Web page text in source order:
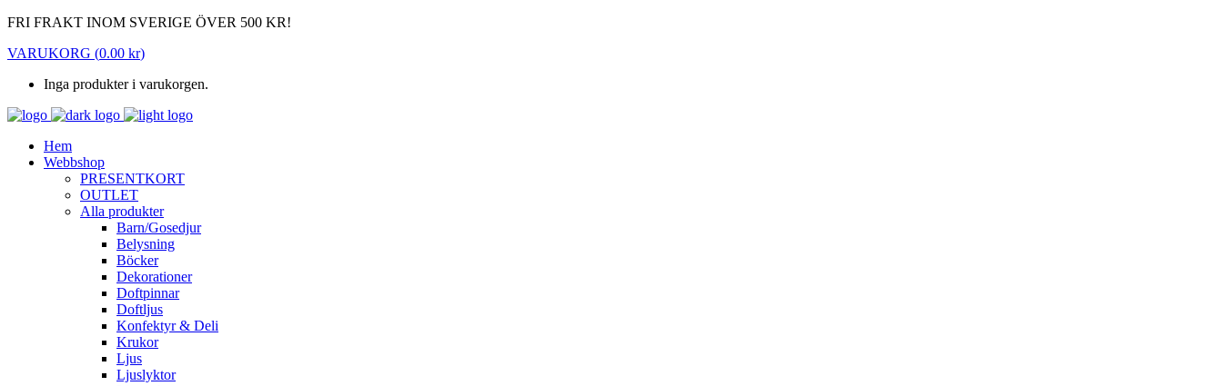
FRI FRAKT INOM SVERIGE ÖVER 500 KR!
VARUKORG (0.00 kr)
Inga produkter i varukorgen.
Hem
Webbshop
PRESENTKORT
OUTLET
Alla produkter
Barn/Gosedjur
Belysning
Böcker
Dekorationer
Doftpinnar
Doftljus
Konfektyr & Deli
Krukor
Ljus
Ljuslyktor